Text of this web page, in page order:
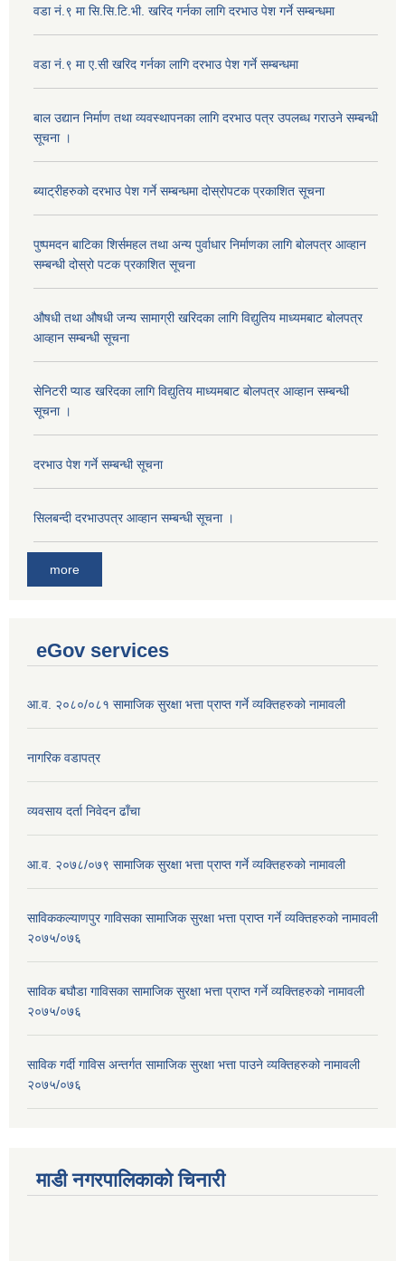
वडा नं.९ मा सि.सि.टि.भी. खरिद गर्नका लागि दरभाउ पेश गर्ने सम्बन्धमा
वडा नं.९ मा ए.सी खरिद गर्नका लागि दरभाउ पेश गर्ने सम्बन्धमा
बाल उद्यान निर्माण तथा व्यवस्थापनका लागि दरभाउ पत्र उपलब्ध गराउने सम्बन्धी
सूचना ।
ब्याट्रीहरुको दरभाउ पेश गर्ने सम्बन्धमा दोस्रोपटक प्रकाशित सूचना
पुष्पमदन बाटिका शिर्समहल तथा अन्य पुर्वाधार निर्माणका लागि बोलपत्र आव्हान
सम्बन्धी दोस्रो पटक प्रकाशित सूचना
औषधी तथा औषधी जन्य सामाग्री खरिदका लागि विद्युतिय माध्यमबाट बोलपत्र
आव्हान सम्बन्धी सूचना
सेनिटरी प्याड खरिदका लागि विद्युतिय माध्यमबाट बोलपत्र आव्हान सम्बन्धी
सूचना ।
दरभाउ पेश गर्ने सम्बन्धी सूचना
सिलबन्दी दरभाउपत्र आव्हान सम्बन्धी सूचना ।
more
eGov services
आ.व. २०८०/०८१ सामाजिक सुरक्षा भत्ता प्राप्त गर्ने व्यक्तिहरुको नामावली
नागरिक वडापत्र
व्यवसाय दर्ता निवेदन ढाँचा
आ.व. २०७८/०७९ सामाजिक सुरक्षा भत्ता प्राप्त गर्ने व्यक्तिहरुको नामावली
साविककल्याणपुर गाविसका सामाजिक सुरक्षा भत्ता प्राप्त गर्ने व्यक्तिहरुको नामावली
२०७५/०७६
साविक बघौडा गाविसका सामाजिक सुरक्षा भत्ता प्राप्त गर्ने व्यक्तिहरुको नामावली
२०७५/०७६
साविक गर्दी गाविस अन्तर्गत सामाजिक सुरक्षा भत्ता पाउने व्यक्तिहरुको नामावली
२०७५/०७६
माडी नगरपालिकाको चिनारी